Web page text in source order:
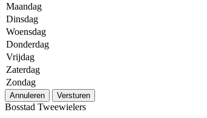
Maandag
Dinsdag
Woensdag
Donderdag
Vrijdag
Zaterdag
Zondag
Annuleren Versturen
Bosstad Tweewielers